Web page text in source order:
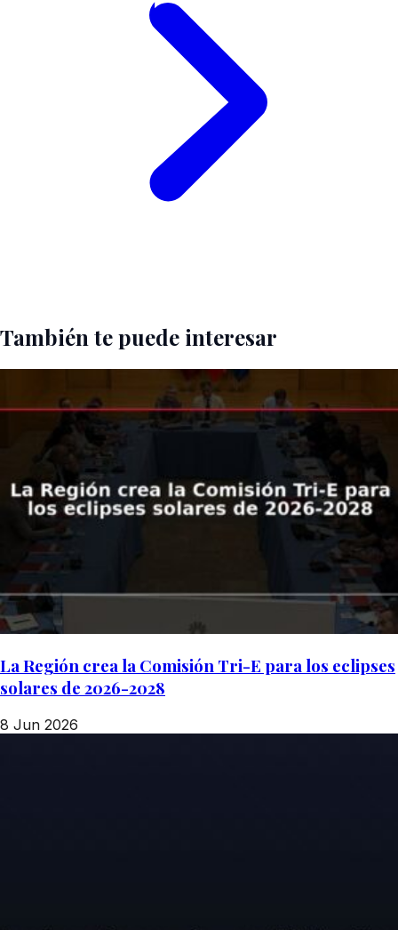
También te puede interesar
La Región crea la Comisión Tri-E para los eclipses
solares de 2026-2028
8 Jun 2026